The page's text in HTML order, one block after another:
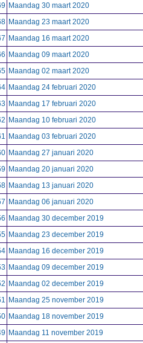
Maandag 30 maart 2020
Maandag 23 maart 2020
Maandag 16 maart 2020
Maandag 09 maart 2020
Maandag 02 maart 2020
Maandag 24 februari 2020
Maandag 17 februari 2020
Maandag 10 februari 2020
Maandag 03 februari 2020
Maandag 27 januari 2020
Maandag 20 januari 2020
Maandag 13 januari 2020
Maandag 06 januari 2020
Maandag 30 december 2019
Maandag 23 december 2019
Maandag 16 december 2019
Maandag 09 december 2019
Maandag 02 december 2019
Maandag 25 november 2019
Maandag 18 november 2019
Maandag 11 november 2019